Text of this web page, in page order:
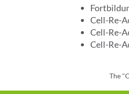
Cell-Re-
Cell-Re-
Cell-Re-
The